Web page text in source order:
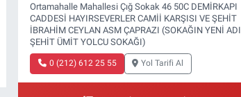
Ortamahalle Mahallesi Çığ Sokak 46 50C DEMİRKAPI
CADDESİ HAYIRSEVERLER CAMİİ KARŞISI VE ŞEHİT
İBRAHİM CEYLAN ASM ÇAPRAZI (SOKAĞIN YENİ ADI
ŞEHİT ÜMİT YOLCU SOKAĞI)
0 (212) 612 25 55 Yol Tarifi Al